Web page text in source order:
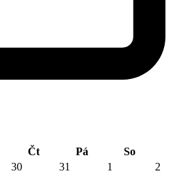
Čt Pá
So
30 31 1 2